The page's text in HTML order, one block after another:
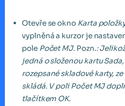
Otevře se okno Karta
vyplněná a kurzor je
pole Počet MJ. Pozn.:
jedná o složenou kartu
rozepsané skladové karty,
skládá. V poli Počet MJ
tlačítkem OK.